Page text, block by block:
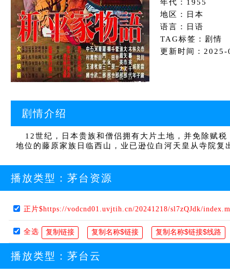
年代：1955
地区：日本
语言：日语
TAG标签：剧情
更新时间：
剧情介绍
12世纪，日本贵族和僧侣拥有大片土地，并免除赋税
地位的藤原家族日临西山，业已逊位白河天皇从寺院
播放类型： 茅台资源
正片$https://vodcnd01.uvjtih.cn/20241218/sl7zQJdk/
全选
播放类型： 茅台云